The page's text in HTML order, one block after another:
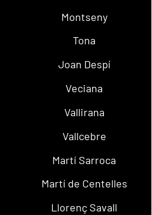
Montseny
Tona
Joan Despí
Veciana
Vallirana
Vallcebre
Martí Sarroca
Martí de Centelles
Llorenç Savall